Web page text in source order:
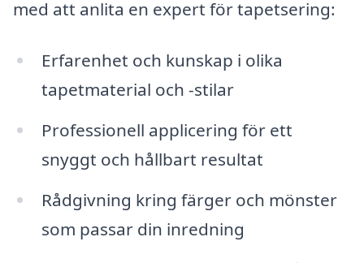
med att anlita en expert för tapetsering:
Erfarenhet och kunskap i olika
tapetmaterial och -stilar
Professionell applicering för ett
snyggt och hållbart resultat
Rådgivning kring färger och mönster
som passar din inredning